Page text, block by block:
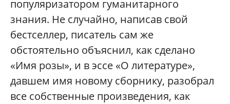
популяризатором гуманитарного
знания. Не случайно, написав свой
бестселлер, писатель сам же
обстоятельно объяснил, как сделано
«Имя розы», и в эссе «О литературе»,
давшем имя новому сборнику, разобрал
все собственные произведения, как